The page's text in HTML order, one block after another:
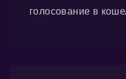
голосование в